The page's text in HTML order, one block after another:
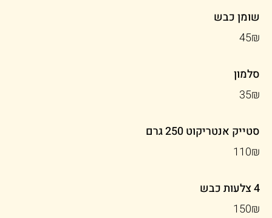
שומן כבש
‏45 ‏₪
סלמון
‏35 ‏₪
סטייק אנטריקוט 250 גרם
‏110 ‏₪
4 צלעות כבש
‏150 ‏₪